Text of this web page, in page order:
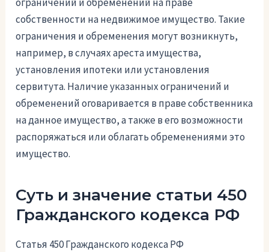
ограничений и обременений на праве
собственности на недвижимое имущество. Такие
ограничения и обременения могут возникнуть,
например, в случаях ареста имущества,
установления ипотеки или установления
сервитута. Наличие указанных ограничений и
обременений оговаривается в праве собственника
на данное имущество, а также в его возможности
распоряжаться или облагать обременениями это
имущество.
Суть и значение статьи 450
Гражданского кодекса РФ
Статья 450 Гражданского кодекса РФ